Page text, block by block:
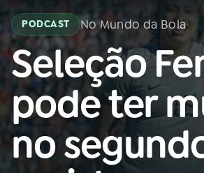
Buscar
na
Rádio
Nacional
AO VIVO
01 INÍCIO
na
Rádio
Nacional
PODCAST No Mundo da Bola
Seleção
pode ter
no